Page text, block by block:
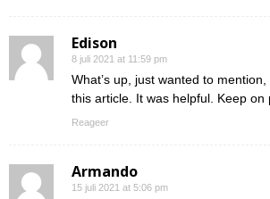
Edison
8 juli 2021 at 11:59 pm
What’s up, just wanted to mention,
this article. It was helpful. Keep on
Reageer
Armando
15 juli 2021 at 5:06 pm